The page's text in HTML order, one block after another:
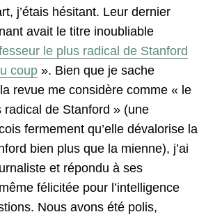
j’étais hésitant. Leur dernier
avait le titre inoubliable
le plus radical de Stanford
coup ». Bien que je sache
revue me considère comme « le
radical de Stanford » (une
fermement qu’elle dévalorise la
bien plus que la mienne), j’ai
et répondu à ses
félicitée pour l’intelligence
Nous avons été polis,